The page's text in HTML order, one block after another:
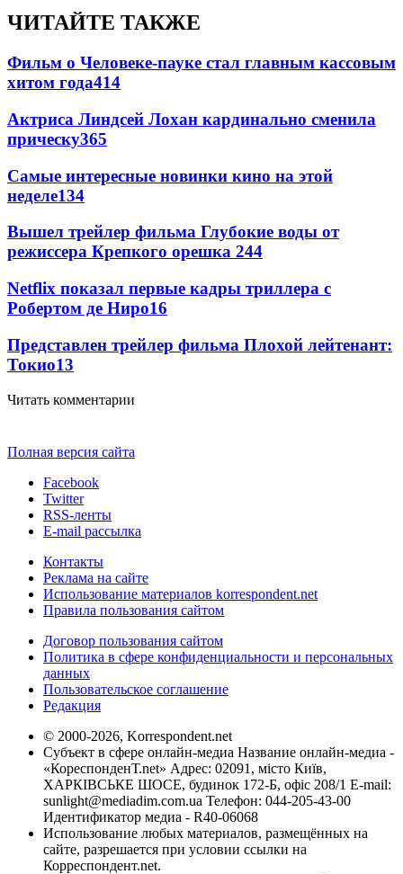
ЧИТАЙТЕ ТАКЖЕ
Фильм о Человеке-пауке стал главным кассовым
хитом года414
Актриса Линдсей Лохан кардинально сменила
прическу365
Самые интересные новинки кино на этой
неделе134
Вышел трейлер фильма Глубокие воды от
режиссера Крепкого орешка 244
Netflix показал первые кадры триллера с
Робертом де Ниро16
Представлен трейлер фильма Плохой лейтенант:
Токио13
Читать комментарии
Полная версия сайта
Facebook
Twitter
RSS-ленты
E-mail рассылка
Контакты
Реклама на сайте
Использование материалов korrespondent.net
Правила пользования сайтом
Договор пользования сайтом
Политика в сфере конфиденциальности и персональных
данных
Пользовательское соглашение
Редакция
© 2000-2026, Korrespondent.net
Субъект в сфере онлайн-медиа Название онлайн-медиа -
«КореспонденТ.net» Адрес: 02091, місто Київ,
ХАРКІВСЬКЕ ШОСЕ, будинок 172-Б, офіс 208/1 E-mail:
sunlight@mediadim.com.ua Телефон: 044-205-43-00
Идентификатор медиа - R40-06068
Использование любых материалов, размещённых на
сайте, разрешается при условии ссылки на
Корреспондент.net.